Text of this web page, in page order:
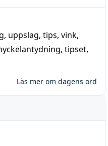
, uppslag, tips, vink,
tipset,
Läs mer om dagens ord